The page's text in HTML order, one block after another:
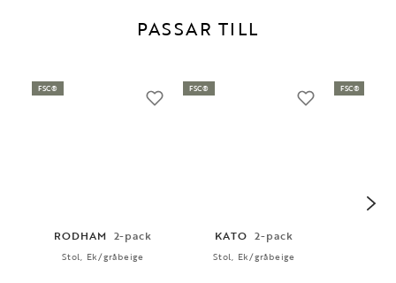
PASSAR TILL
RODHAM 2-pack
Stol, Ek/gråbeige
FSC®
KATO 2-pack
Stol, Ek/gråbeige
FSC® FSC®